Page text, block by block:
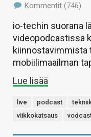
Kommentit (746)
io-techin suorana
videopodcastissa
kiinnostavimmista
mobiilimaailman
Lue lisää
live podcast
viikkokatsaus